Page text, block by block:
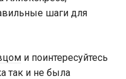
шаги для
и поинтересуйтесь
так и не была